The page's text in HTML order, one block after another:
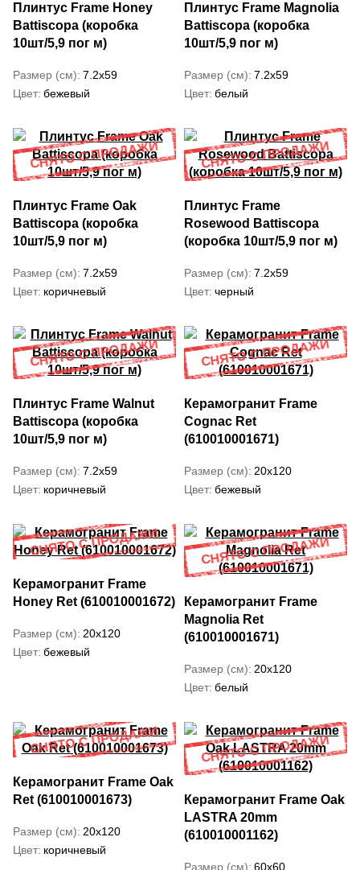
Плинтус Frame Honey
Battiscopa (коробка
10шт/5,9 пог м)
Размер (см) 7.2x59
Цвет бежевый
Плинтус Frame Magnolia
Battiscopa (коробка
10шт/5,9 пог м)
Размер (см) 7.2x59
Цвет белый
Плинтус Frame Oak
Battiscopa (коробка
10шт/5,9 пог м)
Размер (см) 7.2x59
Цвет коричневый
Плинтус Frame
Rosewood Battiscopa
(коробка 10шт/5,9 пог м)
Размер (см) 7.2x59
Цвет черный
Плинтус Frame Walnut
Battiscopa (коробка
10шт/5,9 пог м)
Размер (см) 7.2x59
Цвет коричневый
Керамогранит Frame
Cognac Ret
(610010001671)
Размер (см) 20x120
Цвет бежевый
Керамогранит Frame
Honey Ret (610010001672)
Размер (см) 20x120
Цвет бежевый
Керамогранит Frame
Magnolia Ret
(610010001671)
Размер (см) 20x120
Цвет белый
Керамогранит Frame Oak
Ret (610010001673)
Размер (см) 20x120
Цвет коричневый
Керамогранит Frame Oak
LASTRA 20mm
(610010001162)
Размер (см) 60x60